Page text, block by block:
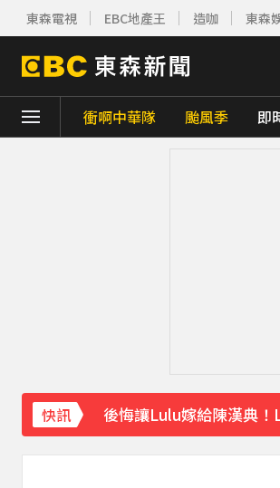
東森電視 EBC地產王 造咖 東森
衝啊中華隊 颱風季 即
快訊
後悔讓Lulu嫁給陳漢典
下載東森App，隨時掌握